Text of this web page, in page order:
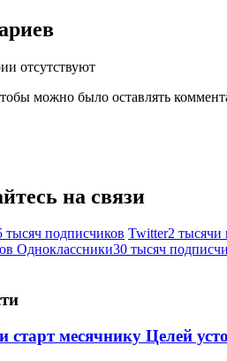
отсутствуют
можно было оставлять
на связи
тысяч подписчиков Twitter2 тысячи
Одноклассники30 тысяч
старт месячнику Целей